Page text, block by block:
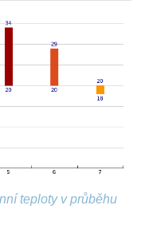
teploty v průběhu